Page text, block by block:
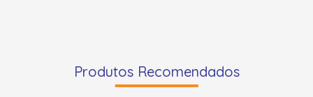
Produtos Recomendados